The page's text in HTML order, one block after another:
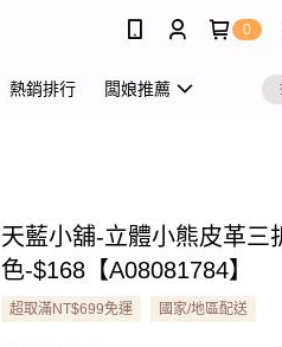
0
熱銷排行 闆娘推薦
天藍小舖-立體小熊皮革三
色-$168【A08081784】
超取滿NT$699免運 國家/地區配送